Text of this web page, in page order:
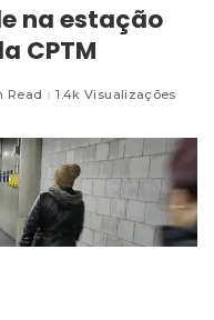
na estação
CPTM
Read 1.4k Visualizações